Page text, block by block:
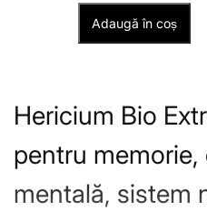
Adaugă în coș
Hericium Bio
pentru memorie,
mentală, sistem